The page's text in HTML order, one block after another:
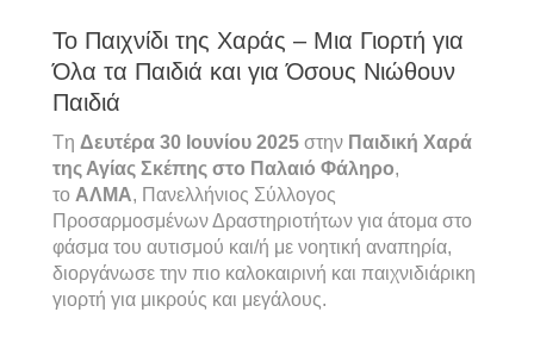
Το Παιχνίδι της Χαράς – Μια Γιορτή για
Όλα τα Παιδιά και για Όσους Νιώθουν
Παιδιά
Tη Δευτέρα 30 Ιουνίου 2025 στην Παιδική Χαρά
της Αγίας Σκέπης στο Παλαιό Φάληρο,
το ΑΛΜΑ, Πανελλήνιος Σύλλογος
Προσαρμοσμένων Δραστηριοτήτων για άτομα στο
φάσμα του αυτισμού και/ή με νοητική αναπηρία,
διοργάνωσε την πιο καλοκαιρινή και παιχνιδιάρικη
γιορτή για μικρούς και μεγάλους.